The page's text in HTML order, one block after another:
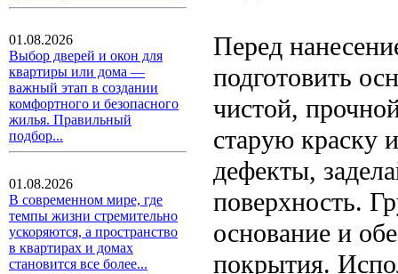
01.08.2026
Выбор дверей и окон для
квартиры или дома —
важный этап в создании
комфортного и безопасного
жилья. Правильный
подбор...
01.08.2026
В современном мире, где
темпы жизни стремительно
ускоряются, а пространство
в квартирах и домах
становится все более...
Перед
подготовить
чистой,
старую краску
дефекты,
поверхность.
основание и
покрытия.